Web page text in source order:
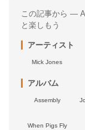
この記事から —
と楽しもう
アーティスト
Mick Jones
アルバム
Assembly
When Pigs Fly